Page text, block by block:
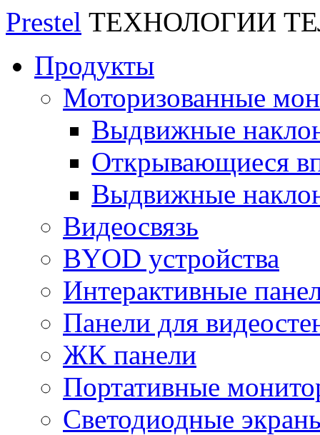
Prestel ТЕХНОЛОГИИ
Продукты
Моторизованные
Выдвижные
Открывающиеся
Выдвижные
Видеосвязь
BYOD устройства
Интерактивные
Панели для
ЖК панели
Портативные
Светодиодные